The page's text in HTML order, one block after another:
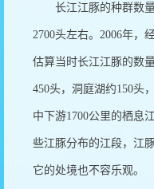
长江江豚的种群数
2700头左右。 2006年，
估算当时长江江豚的数
450头，洞庭湖约150头
中下游1700公里的栖息
些江豚分布的江段，江
它的处境也不容乐观。